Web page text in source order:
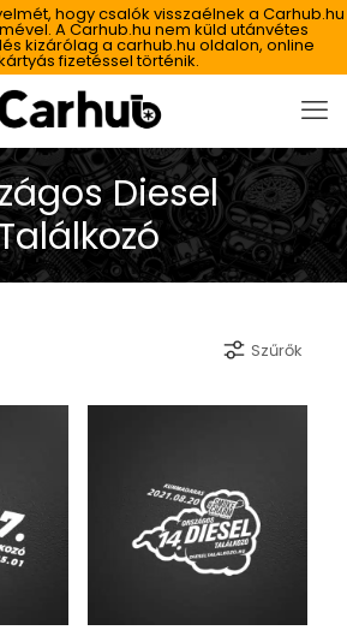
hogy csalók visszaélnek a Carhub.hu
A Carhub.hu nem küld utánvétes
kizárólag a carhub.hu oldalon, online
fizetéssel történik.
Diesel
Szűrők